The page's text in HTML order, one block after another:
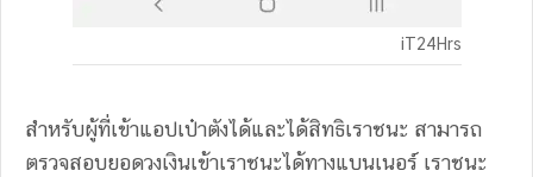
iT24Hrs
สำหรับผู้ที่เข้าแอปเป๋าตังได้และได้สิทธิเราชนะ สามารถ
ตรวจสอบยอดวงเงินเข้าเราชนะได้ทางแบนเนอร์ เราชนะ